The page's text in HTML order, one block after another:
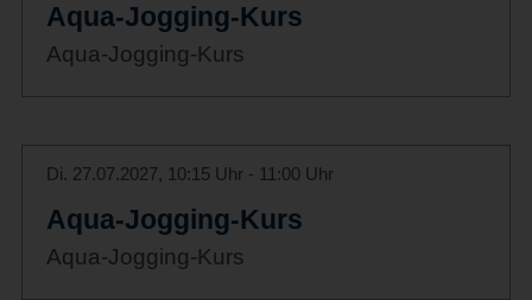
Aqua-Jogging-Kurs
Aqua-Jogging-Kurs
Di. 27.07.2027, 10:15 Uhr - 11:00 Uhr
Aqua-Jogging-Kurs
Aqua-Jogging-Kurs